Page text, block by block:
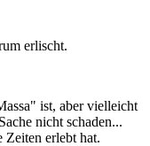
erlischt.
ist, aber vielleicht
nicht schaden...
Zeiten erlebt hat.